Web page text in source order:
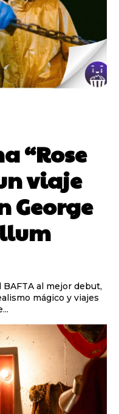
“Rose
viaje
George
BAFTA al mejor debut,
mágico y viajes